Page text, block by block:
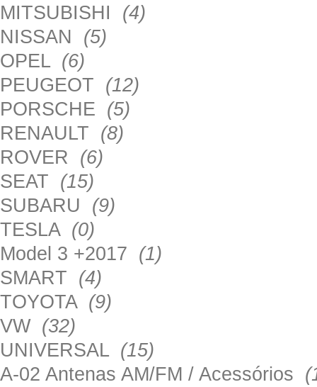
MITSUBISHI (4)
NISSAN (5)
OPEL (6)
PEUGEOT (12)
PORSCHE (5)
RENAULT (8)
ROVER (6)
SEAT (15)
SUBARU (9)
TESLA (0)
Model 3 +2017 (1)
SMART (4)
TOYOTA (9)
VW (32)
UNIVERSAL (15)
A-02 Antenas AM/FM / Acessórios